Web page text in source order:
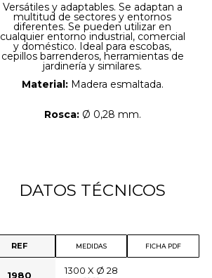
Versátiles y adaptables. Se adaptan a
multitud de sectores y entornos
diferentes. Se pueden utilizar en
cualquier entorno industrial, comercial
y doméstico. Ideal para escobas,
cepillos barrenderos, herramientas de
jardinería y similares.
Material: Madera esmaltada.
Rosca:Ø 0,28 mm.
DATOS TÉCNICOS
REF MEDIDAS FICHA PDF
1980
1300 X Ø 28